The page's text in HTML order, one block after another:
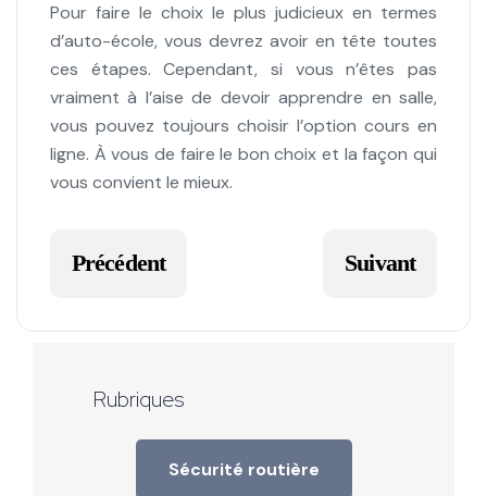
Pour faire le choix le plus judicieux en termes
d’auto-école, vous devrez avoir en tête toutes
ces étapes. Cependant, si vous n’êtes pas
vraiment à l’aise de devoir apprendre en salle,
vous pouvez toujours choisir l’option cours en
ligne. À vous de faire le bon choix et la façon qui
vous convient le mieux.
Article précédent : Passer son permis de
Précédent Article suivant
Suivant
Rubriques
Sécurité routière